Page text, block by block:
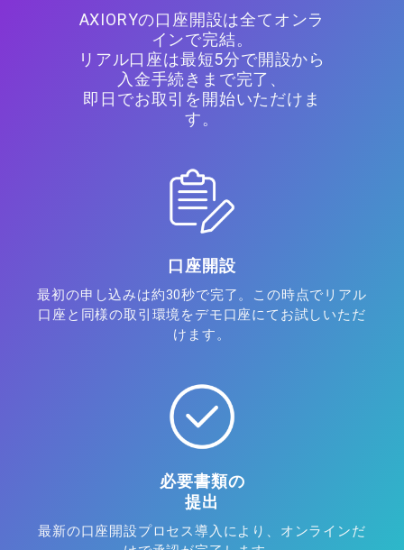
AXIORYの口座開設は全てオンラ
インで完結。
リアル口座は最短5分で開設から
入金手続きまで完了、
即日でお取引を開始いただけま
す。
口座開設
最初の申し込みは約30秒で完了。この時点でリアル
口座と同様の取引環境をデモ口座にてお試しいただ
けます。
必要書類の
提出
最新の口座開設プロセス導入により、オンラインだ